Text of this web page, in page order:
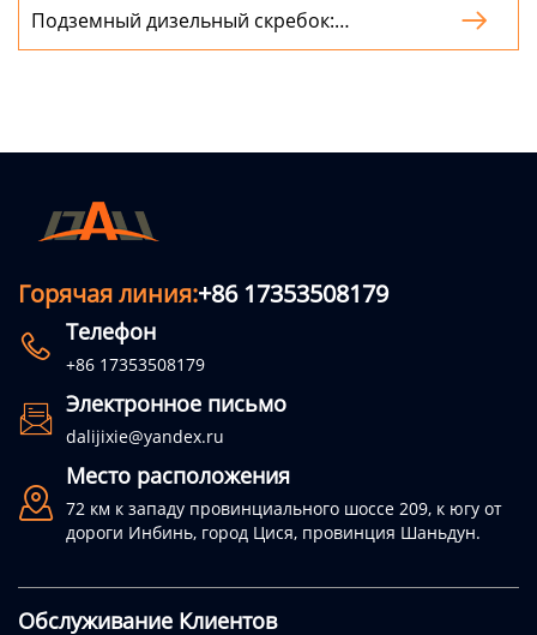
Подземный дизельный скребок:
руководство по выбору и применению

Горячая линия:+86 17353508179
 Телефон
+86 17353508179
 Электронное письмо
dalijixie@yandex.ru

Место расположения
72 км к западу провинциального шоссе 209, к югу от
дороги Инбинь, город Цися, провинция Шаньдун.
Обслуживание Клиентов